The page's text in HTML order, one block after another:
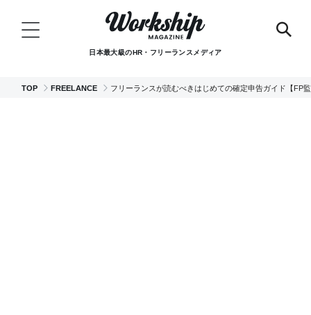
日本最大級のHR・フリーランスメディア
TOP FREELANCE フリーランスが読むべきはじめての確定申告ガイド【FP